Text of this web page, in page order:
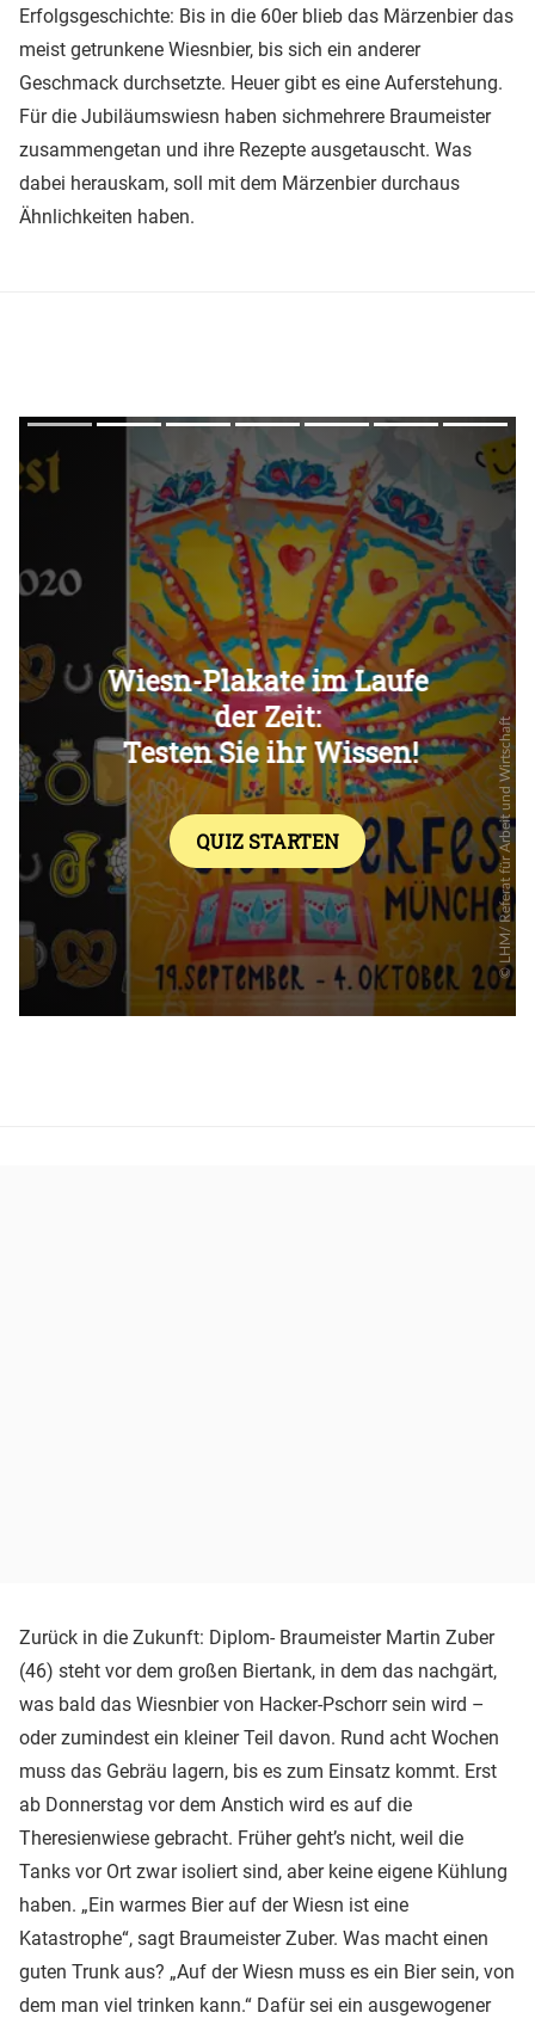
Erfolgsgeschichte: Bis in die 60er blieb das Märzenbier das
meist getrunkene Wiesnbier, bis sich ein anderer
Geschmack durchsetzte. Heuer gibt es eine Auferstehung.
Für die Jubiläumswiesn haben sichmehrere Braumeister
zusammengetan und ihre Rezepte ausgetauscht. Was
dabei herauskam, soll mit dem Märzenbier durchaus
Ähnlichkeiten haben.
Überspringen
Überspringen
Zurück in die Zukunft: Diplom- Braumeister Martin Zuber
(46) steht vor dem großen Biertank, in dem das nachgärt,
was bald das Wiesnbier von Hacker-Pschorr sein wird –
oder zumindest ein kleiner Teil davon. Rund acht Wochen
muss das Gebräu lagern, bis es zum Einsatz kommt. Erst
ab Donnerstag vor dem Anstich wird es auf die
Theresienwiese gebracht. Früher geht’s nicht, weil die
Tanks vor Ort zwar isoliert sind, aber keine eigene Kühlung
haben. „Ein warmes Bier auf der Wiesn ist eine
Katastrophe“, sagt Braumeister Zuber. Was macht einen
guten Trunk aus? „Auf der Wiesn muss es ein Bier sein, von
dem man viel trinken kann.“ Dafür sei ein ausgewogener